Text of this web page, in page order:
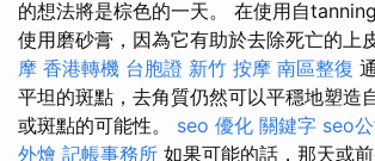
的想法將是棕色的一天。 在使用自
使用磨砂膏，因為它有助於去除死亡的上
摩 香港轉機 台胞證 新竹 按摩 南區整復
平坦的斑點，去角質仍然可以平穩地塑造
或斑點的可能性。 seo 優化 關鍵字 seo
外燴 記帳事務所 如果可能的話，那天或